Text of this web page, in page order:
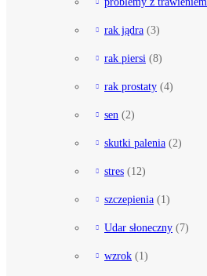
rak jądra (3)
rak piersi (8)
rak prostaty (4)
sen (2)
skutki palenia (2)
stres (12)
szczepienia (1)
Udar słoneczny (7)
wzrok (1)